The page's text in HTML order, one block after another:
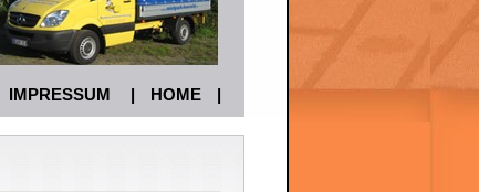
IMPRESSUM | HOME |